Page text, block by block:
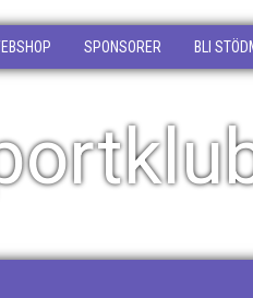
SPONSORER BLI